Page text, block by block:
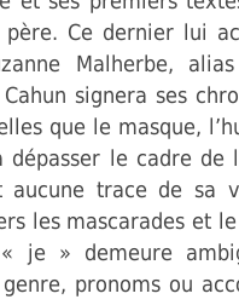
Ce dernier lui
Malherbe,
signera ses
que le masque,
dépasser le cadre de
aucune trace de sa
les mascarades et
je » demeure
pronoms ou